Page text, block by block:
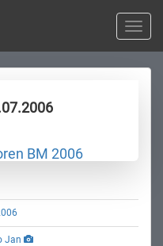
Toggle
BM 2006
Jan